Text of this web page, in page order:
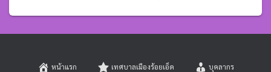
หน้าแรก เทศบาลเมืองร้อยเอ็ด บุคลากร